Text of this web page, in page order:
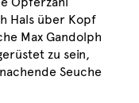
Hals über Kopf
Max Gandolph
zu sein,
Seuche